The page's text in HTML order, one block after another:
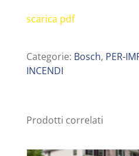
scarica pdf
Categorie: Bosch, PER-
INCENDI
Prodotti correlati